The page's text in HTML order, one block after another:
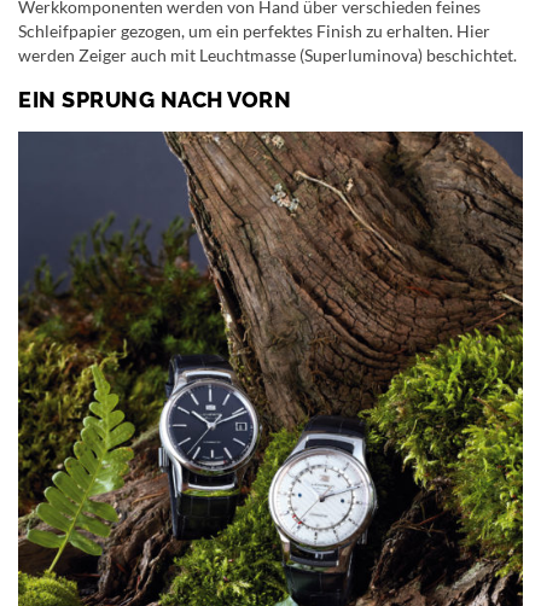
Werkkomponenten werden von Hand über verschieden feines
Schleifpapier gezogen, um ein perfektes Finish zu erhalten. Hier
werden Zeiger auch mit Leuchtmasse (Superluminova) beschichtet.
EIN SPRUNG NACH VORN